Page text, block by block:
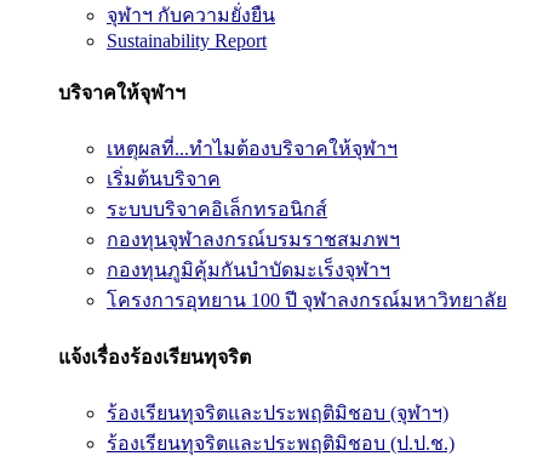
จุฬาฯ กับความยั่งยืน
Sustainability Report
บริจาคให้จุฬาฯ
เหตุผลที่...ทำไมต้องบริจาคให้จุฬาฯ
เริ่มต้นบริจาค
ระบบบริจาคอิเล็กทรอนิกส์
กองทุนจุฬาลงกรณ์บรมราชสมภพฯ
กองทุนภูมิคุ้มกันบำบัดมะเร็งจุฬาฯ
โครงการอุทยาน 100 ปี จุฬาลงกรณ์มหาวิทยาลัย
แจ้งเรื่องร้องเรียนทุจริต
ร้องเรียนทุจริตและประพฤติมิชอบ (จุฬาฯ)
ร้องเรียนทุจริตและประพฤติมิชอบ (ป.ป.ช.)